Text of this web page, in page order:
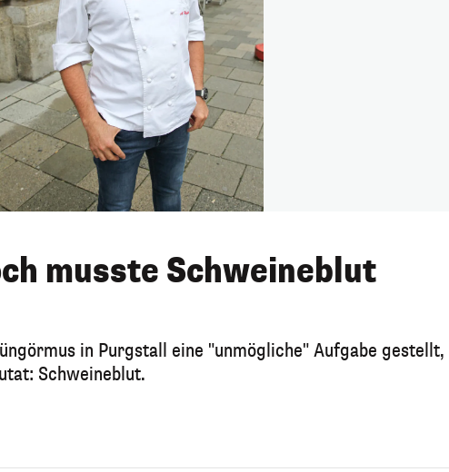
musste Schweineblut
in Purgstall eine "unmögliche" Aufgabe gestellt,
Schweineblut.